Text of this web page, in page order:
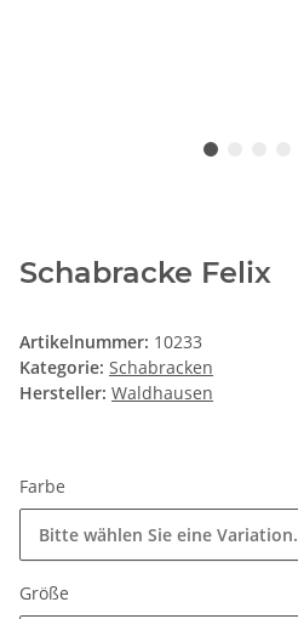
Schabracke Felix
Artikelnummer: 10233
Kategorie: Schabracken
Hersteller: Waldhausen
Farbe
Bitte wählen Sie eine Variation.
Größe